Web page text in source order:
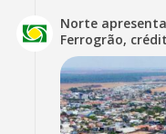
Norte
Ferrogrão,